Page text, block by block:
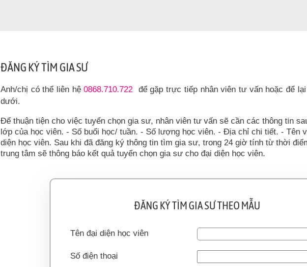
ĐĂNG KÝ TÌM GIA SƯ
Anh/chị có thể liên hệ0868.710.722
để gặp trực tiếp nhân viên tư vấn hoặc để
dưới.
Để thuận tiện cho việc tuyển chọn gia sư, nhân viên tư vấn sẽ cần các thông tin
lớp của học viên. - Số buổi học/ tuần. - Số lượng học viên. - Địa chỉ chi tiết. - Tên
diện học viên. Sau khi đã đăng ký thông tin tìm gia sư, trong 24 giờ tính từ thời
trung tâm sẽ thông báo kết quả tuyển chọn gia sư cho đại diện học viên.
ĐĂNG KÝ TÌM GIA SƯ THEO MẪU
Tên đại diện học viên
Số điện thoại